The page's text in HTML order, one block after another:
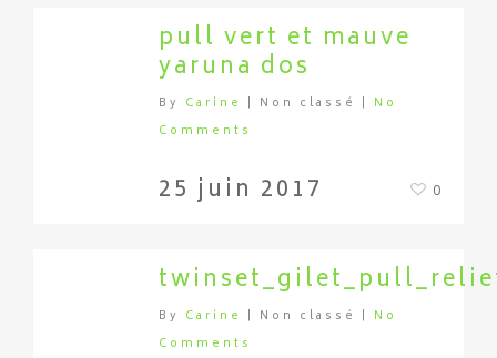
pull vert et mauve
yaruna dos
By Carine | Non classé | No
Comments
25 juin 2017 0
By Carine | Non classé | No
Comments